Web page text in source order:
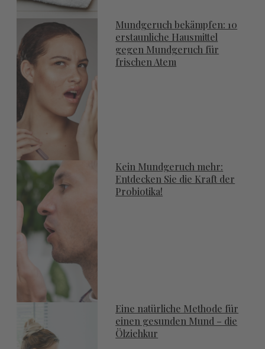
Mundgeruch bekämpfen: 10
erstaunliche Hausmittel
gegen Mundgeruch für
frischen Atem
Kein Mundgeruch mehr:
Entdecken Sie die Kraft der
Probiotika!
Eine natürliche Methode für
einen gesunden Mund – die
Ölziehkur